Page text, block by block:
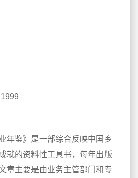
年鉴》是一部综合反映中国乡
就的资料性工具书，每年出版
章主要是由业务主管部门和专